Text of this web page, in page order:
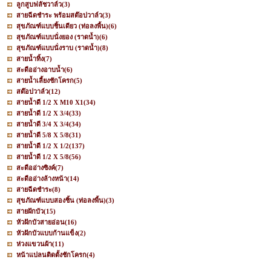
ลูกสูบฟลัชวาล์ว(3)
สายฉีดชำระ พร้อมสต๊อปวาล์ว(3)
สุขภัณฑ์แบบชิ้นเดียว (ท่อลงพื้น)(6)
สุขภัณฑ์แบบนั่งยอง (ราดน้ำ)(6)
สุขภัณฑ์แบบนั่งราบ (ราดน้ำ)(8)
สายน้ำทิ้ง(7)
สะดืออ่างอาบน้ำ(6)
สายน้ำเลี้ยงชักโครก(5)
สต๊อปวาล์ว(12)
สายน้ำดี 1/2 X M10 X1(34)
สายน้ำดี 1/2 X 3/4(33)
สายน้ำดี 3/4 X 3/4(34)
สายน้ำดี 5/8 X 5/8(31)
สายน้ำดี 1/2 X 1/2(137)
สายน้ำดี 1/2 X 5/8(56)
สะดืออ่างซิงค์(7)
สะดืออ่างล้างหน้า(14)
สายฉีดชำระ(8)
สุขภัณฑ์แบบสองชิ้น (ท่อลงพื้น)(3)
สายฝักบัว(15)
หัวฝักบัวสายอ่อน(16)
หัวฝักบัวแบบก้านแข็ง(2)
ห่วงแขวนผ้า(11)
หน้าแปลนติดตั้งชักโครก(4)